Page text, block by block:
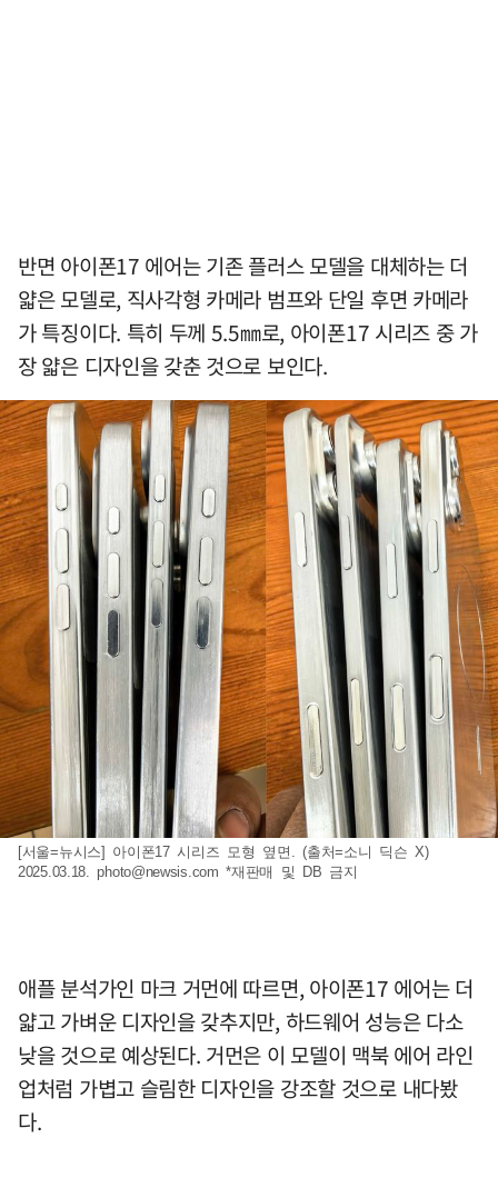
반면 아이폰17 에어는 기존 플러스 모델을 대체하는 더
얇은 모델로, 직사각형 카메라 범프와 단일 후면 카메라
가 특징이다. 특히 두께 5.5㎜로, 아이폰17 시리즈 중 가
장 얇은 디자인을 갖춘 것으로 보인다.
[서울=뉴시스] 아이폰17 시리즈 모형 옆면. (출처=소니 딕슨 X)
2025.03.18.photo@newsis.com *재판매 및 DB 금지
애플 분석가인 마크 거먼에 따르면, 아이폰17 에어는 더
얇고 가벼운 디자인을 갖추지만, 하드웨어 성능은 다소
낮을 것으로 예상된다. 거먼은 이 모델이 맥북 에어 라인
업처럼 가볍고 슬림한 디자인을 강조할 것으로 내다봤
다.